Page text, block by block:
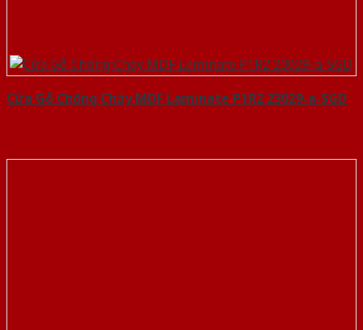
Cửa Gỗ Chống Cháy MDF Laminate P1R2 23029-a-SGD